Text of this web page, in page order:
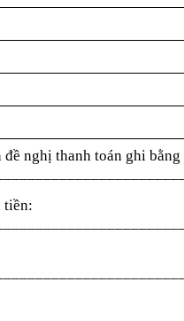
đề nghị thanh toán ghi bằng
tiền: